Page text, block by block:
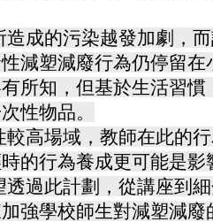
成的污染越發加劇，
減塑減廢行為仍停留在
所知，但基於生活習慣
性物品。
較高場域，教師在此的
的行為養成更可能是影
透過此計劃，從講座到
強學校師生對減塑減廢